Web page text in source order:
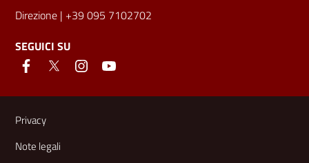
Direzione | +39 095 7102702
SEGUICI SU
Link e informazioni utili
Privacy
Note legali